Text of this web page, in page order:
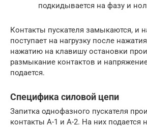
подкидывается на фазу и
Контакты пускателя замыкаются, и
поступает на нагрузку после
нажатию на клавишу остановки
размыкание контактов и
подается.
Специфика силовой цепи
Запитка однофазного пускателя
контакты А-1 и А-2. На них подается